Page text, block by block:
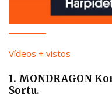
Vídeos + vistos
1. MONDRAGON
Sortu.